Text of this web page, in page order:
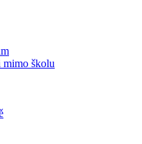
mimo školu